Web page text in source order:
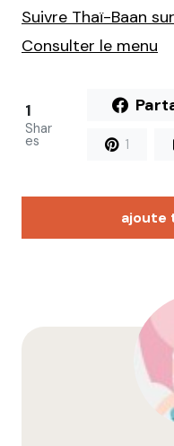
Suivre Thaï-Baan
Consulter le menu
1
Shar
es 1
ajoute
Votre adresse e-mail
champs obligatoires
Prévenez-moi de